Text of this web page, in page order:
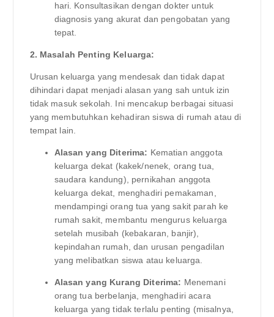
hari. Konsultasikan dengan dokter untuk
diagnosis yang akurat dan pengobatan yang
tepat.
2. Masalah Penting Keluarga:
Urusan keluarga yang mendesak dan tidak dapat
dihindari dapat menjadi alasan yang sah untuk izin
tidak masuk sekolah. Ini mencakup berbagai situasi
yang membutuhkan kehadiran siswa di rumah atau di
tempat lain.
Alasan yang Diterima: Kematian anggota
keluarga dekat (kakek/nenek, orang tua,
saudara kandung), pernikahan anggota
keluarga dekat, menghadiri pemakaman,
mendampingi orang tua yang sakit parah ke
rumah sakit, membantu mengurus keluarga
setelah musibah (kebakaran, banjir),
kepindahan rumah, dan urusan pengadilan
yang melibatkan siswa atau keluarga.
Alasan yang Kurang Diterima: Menemani
orang tua berbelanja, menghadiri acara
keluarga yang tidak terlalu penting (misalnya,